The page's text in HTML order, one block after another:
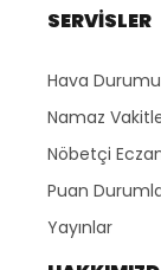
SERVİSLER
Hava Durumu
Namaz
Nöbetçi
Puan
Yayınlar